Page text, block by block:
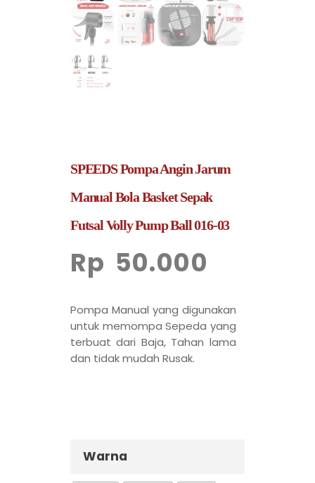
SPEEDS Pompa Angin Jarum
Manual Bola Basket Sepak
Futsal Volly Pump Ball 016-03
Rp 50.000
Pompa Manual yang digunakan
untuk memompa Sepeda yang
terbuat dari Baja, Tahan lama
dan tidak mudah Rusak.
Warna